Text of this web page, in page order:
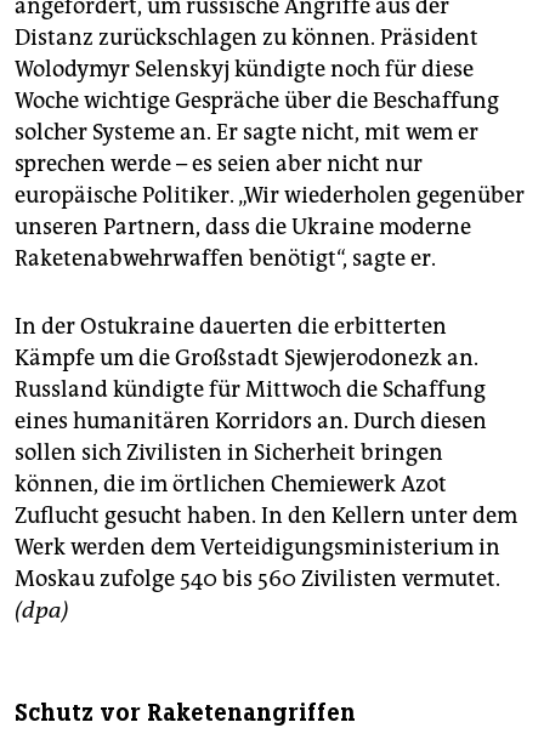
angefordert, um russische Angriffe aus der
Distanz zurückschlagen zu können. Präsident
Wolodymyr Selenskyj kündigte noch für diese
Woche wichtige Gespräche über die Beschaffung
solcher Systeme an. Er sagte nicht, mit wem er
sprechen werde – es seien aber nicht nur
europäische Politiker. „Wir wiederholen gegenüber
unseren Partnern, dass die Ukraine moderne
Raketenabwehrwaffen benötigt“, sagte er.
In der Ostukraine dauerten die erbitterten
Kämpfe um die Großstadt Sjewjerodonezk an.
Russland kündigte für Mittwoch die Schaffung
eines humanitären Korridors an. Durch diesen
sollen sich Zivilisten in Sicherheit bringen
können, die im örtlichen Chemiewerk Azot
Zuflucht gesucht haben. In den Kellern unter dem
Werk werden dem Verteidigungsministerium in
Moskau zufolge 540 bis 560 Zivilisten vermutet.
(dpa)
Schutz vor Raketenangriffen